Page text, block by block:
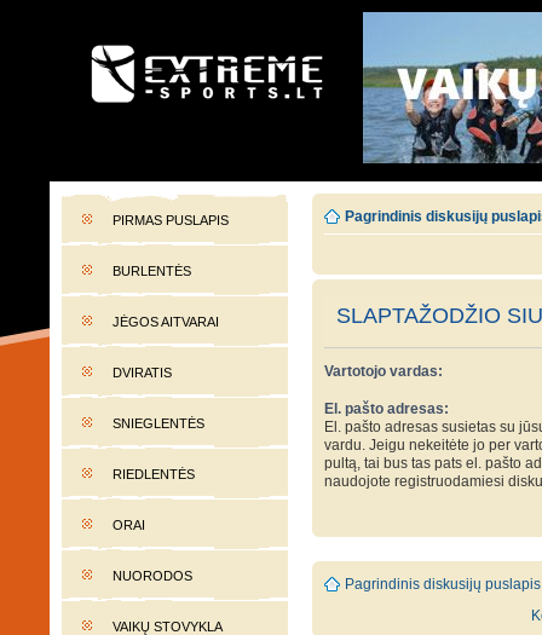
EXTREME-SPORTS.LT
PIRMAS PUSLAPIS
BURLENTĖS
JĖGOS AITVARAI
DVIRATIS
SNIEGLENTĖS
RIEDLENTĖS
ORAI
NUORODOS
VAIKŲ STOVYKLA
Pagrindinis diskusijų
SLAPTAŽODŽIO
Vartotojo vardas:
El. pašto adresas:
El. pašto adresas susietas su
vardu. Jeigu nekeitėte jo per
pultą, tai bus tas pats el. pašto
naudojote registruodamiesi
Pagrindinis diskusijų puslapis